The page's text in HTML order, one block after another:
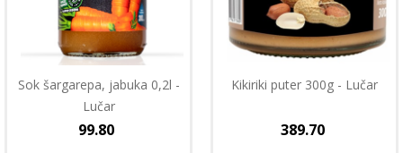
Sok šargarepa, jabuka 0,2l -
Lučar
99.80
Kikiriki puter 300g - Lučar
389.70